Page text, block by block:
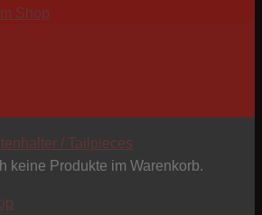
Shop
keine Produkte im Warenkorb.
/ Tailpieces